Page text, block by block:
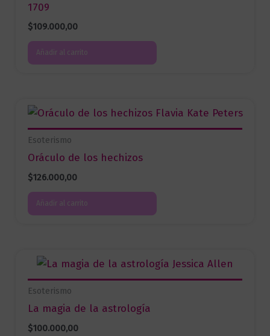
1709
$109.000,00
Añadir al carrito
Esoterismo
Oráculo de los hechizos
$126.000,00
Añadir al carrito
Esoterismo
La magia de la astrología
$100.000,00